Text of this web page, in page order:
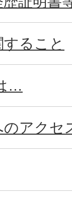
ること
…
のアクセ